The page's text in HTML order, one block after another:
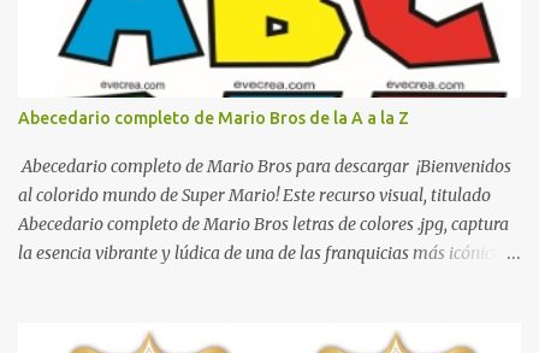
Abecedario completo de Mario Bros de la A a la Z
Abecedario completo de Mario Bros para descargar ¡Bienvenidos
al colorido mundo de Super Mario! Este recurso visual, titulado
Abecedario completo de Mario Bros letras de colores .jpg, captura
la esencia vibrante y lúdica de una de las franquicias más icónicas
tipografía clásica y robusta que los fans han reconocido por